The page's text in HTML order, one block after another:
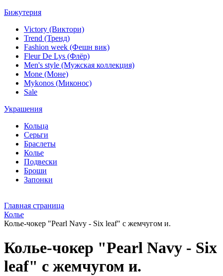
Бижутерия
Victory (Виктори)
Trend (Тренд)
Fashion week (Фешн вик)
Fleur De Lys (Флёр)
Men's style (Мужская коллекция)
Mone (Моне)
Mykonos (Миконос)
Sale
Украшения
Кольца
Серьги
Браслеты
Колье
Подвески
Броши
Запонки
Главная страница
Колье
Колье-чокер "Pearl Navy - Six leaf" с жемчугом и.
Колье-чокер "Pearl Navy - Six
leaf" с жемчугом и.